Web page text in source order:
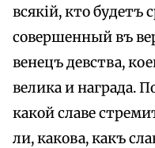
всякій, кто будетъ
совершенный въ
венецъ девства,
велика и награда.
какой славе
ли, какова, какъ